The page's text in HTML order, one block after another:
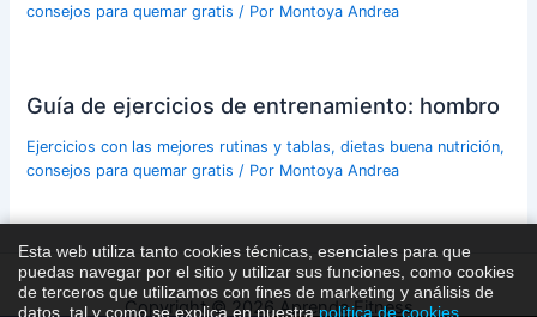
consejos para quemar gratis / Por Montoya Andrea
Guía de ejercicios de entrenamiento: hombro
Ejercicios con las mejores rutinas y tablas, dietas buena nutrición,
consejos para quemar gratis / Por Montoya Andrea
Copyright © 2026 Aprende Fitness
Esta web utiliza tanto cookies técnicas, esenciales para que
puedas navegar por el sitio y utilizar sus funciones, como cookies
de terceros que utilizamos con fines de marketing y análisis de
datos, tal y como se explica en nuestrapolítica de cookies.